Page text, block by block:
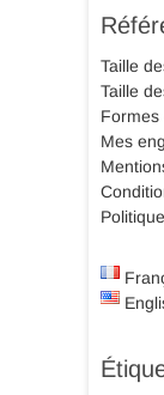
Taille
Taille
Formes
Mes